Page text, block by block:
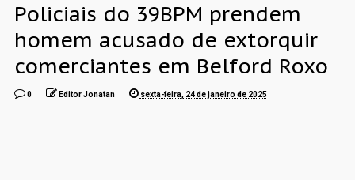
Policiais do 39BPM prendem
homem acusado de extorquir
comerciantes em Belford Roxo
0 Editor Jonatan sexta-feira, 24 de janeiro de 2025